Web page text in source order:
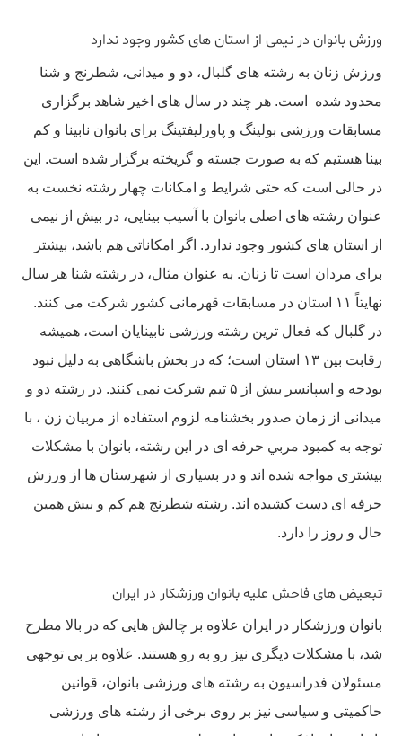
ورزش بانوان در نیمی از استان های کشور وجود ندارد
ورزش زنان به رشته های گلبال، دو و میدانی، شطرنج و شنا
محدود شده است. هر چند در سال های اخیر شاهد برگزاری
مسابقات ورزشی بولینگ و پاورلیفتینگ برای بانوان نابینا و کم
بینا هستیم که به صورت جسته و گریخته برگزار شده است. این
در حالی است که حتی شرایط و امکانات چهار رشته نخست به
عنوان رشته های اصلی بانوان با آسیب بینایی، در بیش از نیمی
از استان های کشور وجود ندارد. اگر امکاناتی هم باشد، بیشتر
برای مردان است تا زنان. به عنوان مثال، در رشته شنا هر سال
نهایتاً ۱۱ استان در مسابقات قهرمانی کشور شرکت می کنند.
در گلبال که فعال ترین رشته ورزشی نابینایان است، همیشه
رقابت بین ۱۳ استان است؛ که در بخش باشگاهی به دلیل نبود
بودجه و اسپانسر بیش از ۵ تیم شرکت نمی کنند. در رشته دو و
میدانی از زمان صدور بخشنامه لزوم استفاده از مربیان زن ، با
توجه به کمبود مربي حرفه ای در این رشته، بانوان با مشکلات
بیشتری مواجه شده اند و در بسیاری از شهرستان ها از ورزش
حرفه ای دست کشیده اند. رشته شطرنج هم کم و بیش همین
حال و روز را دارد.
تبعیض های فاحش علیه بانوان ورزشکار در ایران
بانوان ورزشکار در ایران علاوه بر چالش هایی که در بالا مطرح
شد، با مشکلات دیگری نیز رو به رو هستند. علاوه بر بی توجهی
مسئولان فدراسیون به رشته های ورزشی بانوان، قوانین
حاکمیتی و سیاسی نیز بر روی برخی از رشته های ورزشی